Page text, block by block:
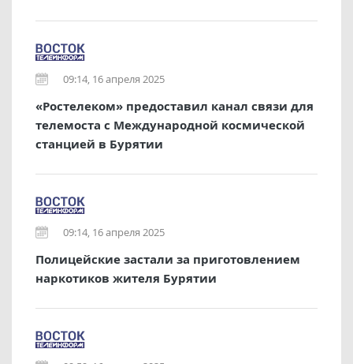
09:14, 16 апреля 2025
«Ростелеком» предоставил канал связи для
телемоста с Международной космической
станцией в Бурятии
09:14, 16 апреля 2025
Полицейские застали за приготовлением
наркотиков жителя Бурятии